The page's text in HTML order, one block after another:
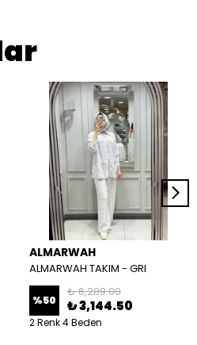
ALMARWAH
ALMARWAH TAKIM - GRI
%50
₺ 6,289.00
₺ 3,144.50
2 Renk 4 Beden